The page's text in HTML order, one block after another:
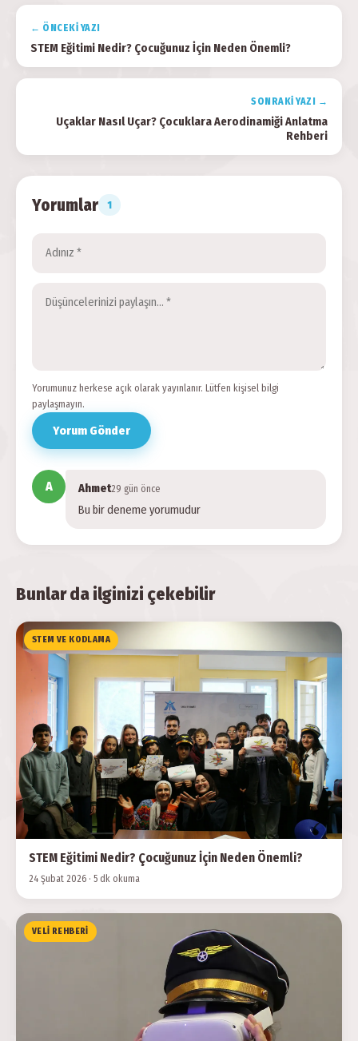
← ÖNCEKI YAZI
STEM Eğitimi Nedir? Çocuğunuz İçin Neden Önemli?
SONRAKI YAZI →
Uçaklar Nasıl Uçar? Çocuklara Aerodinamiği Anlatma
Rehberi
Yorumlar 1
Yorumunuz herkese açık olarak yayınlanır. Lütfen kişisel bilgi
paylaşmayın.
Yorum Gönder
A Ahmet29 gün önce
Bu bir deneme yorumudur
Bunlar da ilginizi çekebilir
STEM VE KODLAMA
STEM Eğitimi Nedir? Çocuğunuz İçin Neden Önemli?
24 Şubat 2026 · 5 dk okuma
VELI REHBERI